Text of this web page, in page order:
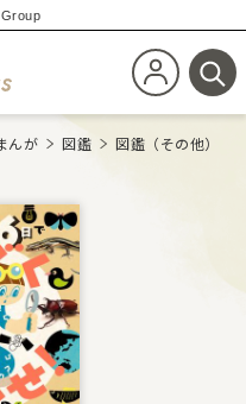
Group
新規会員登
検
んが 図鑑
図鑑（その他）